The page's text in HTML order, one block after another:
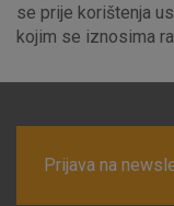
se prije korištenja
kojim se iznosima
Prijava na
Detaljnije